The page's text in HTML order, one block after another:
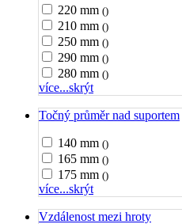
220 mm ()
210 mm ()
250 mm ()
290 mm ()
280 mm ()
více...skrýt
Točný průměr nad suportem
140 mm ()
165 mm ()
175 mm ()
více...skrýt
Vzdálenost mezi hroty